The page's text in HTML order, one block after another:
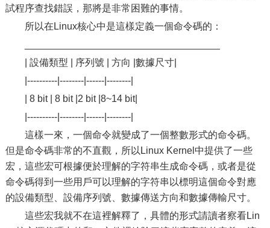
試程序查找錯誤，那將是非常困難的事情。
所以在Linux核心中是這樣定義一個命令碼的：
| 設備類型 | 序列號 | 方向 |數據尺寸|
|----------|--------|------|--------|
| 8 bit | 8 bit |2 bit |8~14 bit|
|----------|--------|------|--------|
這樣一來，一個命令就變成了一個整數形式的命令碼。
但是命令碼非常的不直觀，所以Linux Kernel中提供了一些
宏，這些宏可根據便於理解的字符串生成命令碼，或者是從
命令碼得到一些用戶可以理解的字符串以標明這個命令對應
的設備類型、設備序列號、數據傳送方向和數據傳輸尺寸。
這些宏我就不在這裡解釋了，具體的形式請讀者察看Lin